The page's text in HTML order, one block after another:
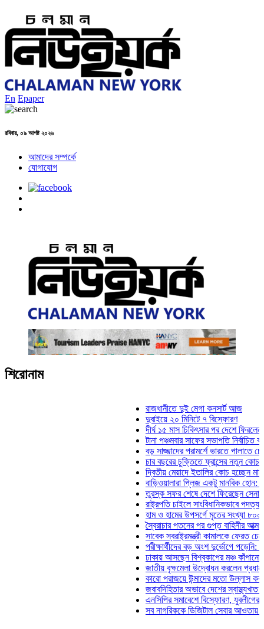
En Epaper
রবিবার, ০৯ আগষ্ট ২০২৬
আমাদের সম্পর্কে
যোগাযোগ
শিরোনাম
রাজধানীতে দুই মেগা কনসার্ট আজ
দুবাইয়ে ২০ মিনিটে ৭ বিস্ফোরণ
দীর্ঘ ১৫ মাস চিকিৎসার পর দেশে ফিরলেন ইলিয়াস
টানা পঞ্চমবার সাফের সভাপতি নির্বাচিত কাজী
বড় সাজ্জাদের পরামর্শে ভারতে পালাতে
চার বছরের চুক্তিতে ফ্রান্সের নতুন কোচ জিদান
দ্বিতীয় মেয়াদে ইতালির কোচ হচ্ছেন মানচিনি
বাড়িওয়ালারা প্লিজ একটু মানবিক হোন: মনিরা মিঠু
তুরস্ক সফর শেষে দেশে ফিরেছেন সেনাপ্রধান
রাষ্ট্রপতি চাইলে সাংবিধানিকভাবে পদত্যাগ করতে
হাম ও হামের উপসর্গে মৃতের সংখ্যা ৮০০ ছাড়াল
স্বৈরাচার পতনের পর গুপ্ত বাহিনীর আত্মপ্রকাশ:
সাবেক স্বরাষ্ট্রমন্ত্রী কামালকে ফেরত চেয়ে
পরীক্ষার্থীদের বড় অংশ দুর্ভোগে পড়েনি: ড.
ঢাকায় আসছেন বিশ্বকাপের মঞ্চ কাঁপানো সেই
জাতীয় বৃক্ষমেলা উদ্বোধন করলেন প্রধানমন্ত্রী
কারো পরাজয়ে উন্মাদের মতো উল্লাস করতে হয়
জবাবদিহিতার অভাবে দেশের স্বাস্থ্যখাত নানা
এনসিপির সমাবেশে বিস্ফোরণ, যুবলীগের দুই
সব নাগরিককে ডিজিটাল সেবার আওতায় আনতে